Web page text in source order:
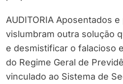
AUDITORIA Aposentados
vislumbram outra solução
e desmistificar o falacioso
do Regime Geral de
vinculado ao Sistema de